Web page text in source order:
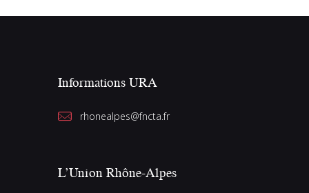
Informations URA
rhonealpes@fncta.fr
L’Union Rhône-Alpes